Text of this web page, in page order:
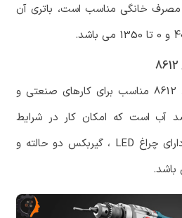
خانگی مناسب است، باتری آن
دریل شارژی رونیکس مدل 8612 مناسب برای کارهای صنعتی و
آب است که امکان کار در شرایط
مرطوب را فراهم می کند. دارای چراغ LED ، گیربکس دو حالته و
باشد.